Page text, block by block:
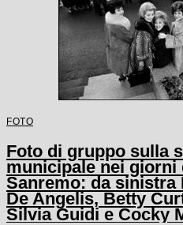
FOTO
Foto di gruppo sulla
municipale nei giorni
Sanremo: da sinistra
De Angelis, Betty
Silvia Guidi e Cocky